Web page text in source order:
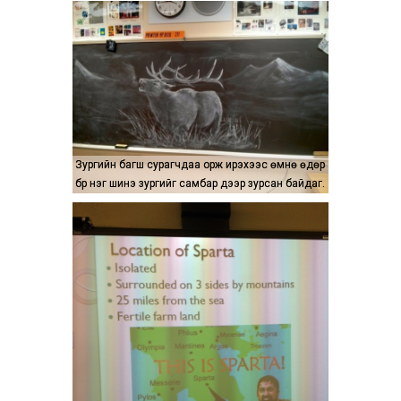
Зургийн багш сурагчдаа орж ирэхээс өмнө өдөр
бүр нэг шинэ зургийг самбар дээр зурсан байдаг.
Зургийн багш сурагчдаа орж ирэхээс өмнө өдөр
бүр нэг шинэ зургийг самбар дээр зурсан байдаг.